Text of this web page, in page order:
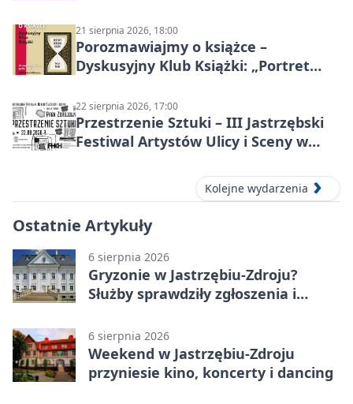
21 sierpnia 2026, 18:00
Porozmawiajmy o książce –
Dyskusyjny Klub Książki: „Portret
22 sierpnia 2026, 17:00
Przestrzenie Sztuki – III Jastrzębski
Festiwal Artystów Ulicy i Sceny w
Kolejne wydarzenia
Ostatnie Artykuły
6 sierpnia 2026
Gryzonie w Jastrzębiu-Zdroju?
Służby sprawdziły zgłoszenia i
6 sierpnia 2026
Weekend w Jastrzębiu-Zdroju
przyniesie kino, koncerty i dancing